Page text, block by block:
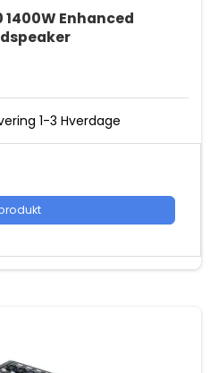
1400W Enhanced
1-3 Hverdage